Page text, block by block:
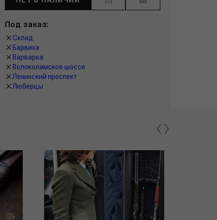
Под заказ:
Склад
Барвиха
Варварка
Волоколамское шоссе
Ленинский проспект
Люберцы
‹›